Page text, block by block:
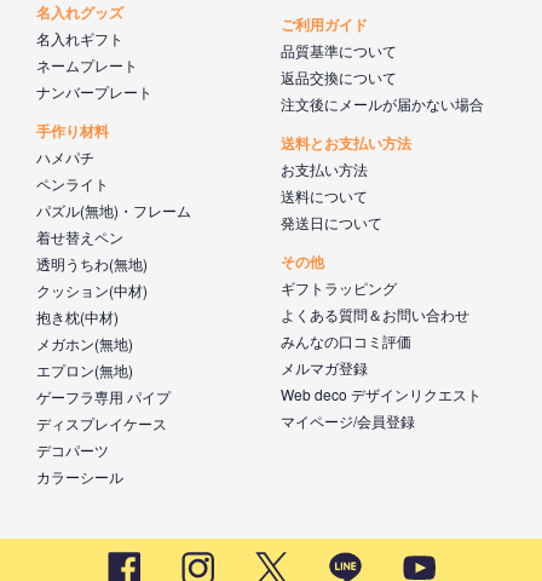
名入れグッズ
名入れギフト
ネームプレート
ナンバープレート
手作り材料
ハメパチ
ペンライト
パズル(無地)・フレーム
着せ替えペン
透明うちわ(無地)
クッション(中材)
抱き枕(中材)
メガホン(無地)
エプロン(無地)
ゲーフラ専用 パイプ
ディスプレイケース
デコパーツ
カラーシール
ご利用ガイド
品質基準について
返品交換について
注文後にメールが届かない場合
送料とお支払い方法
お支払い方法
送料について
発送日について
その他
ギフトラッピング
よくある質問＆お問い合わせ
みんなの口コミ評価
メルマガ登録
Web deco デザインリクエスト
マイページ/会員登録